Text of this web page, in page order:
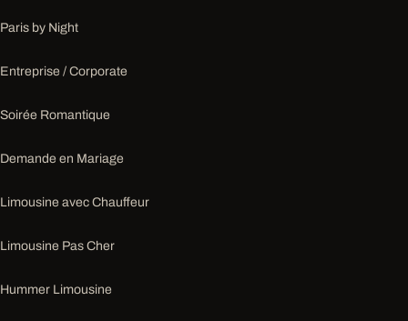
Paris by Night
Entreprise / Corporate
Soirée Romantique
Demande en Mariage
Limousine avec Chauffeur
Limousine Pas Cher
Hummer Limousine